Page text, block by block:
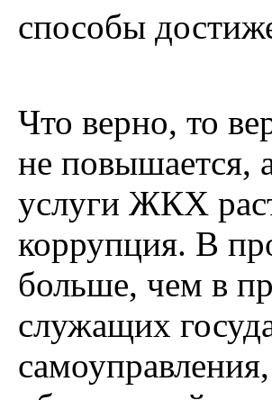
способы
Что верно, то
не повышается,
услуги ЖКХ
коррупция. В
больше, чем в
служащих